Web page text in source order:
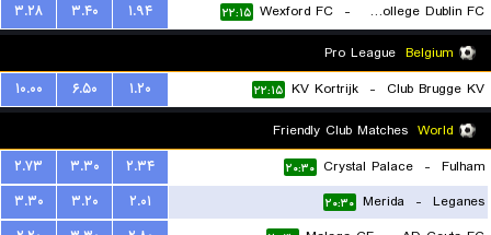
University College Dublin FC
-
Wexford FC ۲۲:۱۵ ۱.۹۴ ۳.۴۰
۳.۲۸
Belgium
Club Brugge KV
-
KV Kortrijk ۲۲:۱۵ ۱.۲۰ ۶.۵۰
۱۰.۰۰
World
Fulham
-
Crystal Palace ۲۰:۳۰ ۲.۳۴ ۳.۳۰
۲.۷۳
Leganes
-
Merida ۲۰:۳۰ ۲.۰۱ ۳.۲۰
۳.۳۰